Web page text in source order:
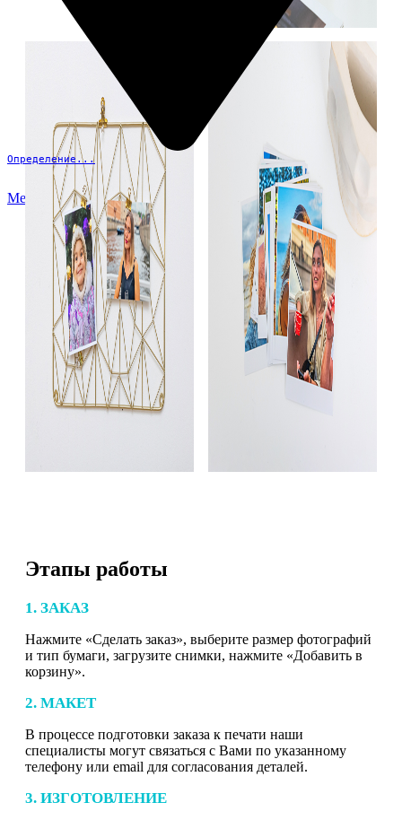
Определение...
Меню
Этапы работы
1. ЗАКАЗ
Нажмите «Сделать заказ», выберите размер фотографий
и тип бумаги, загрузите снимки, нажмите «Добавить в
корзину».
2. МАКЕТ
В процессе подготовки заказа к печати наши
специалисты могут связаться с Вами по указанному
телефону или email для согласования деталей.
3. ИЗГОТОВЛЕНИЕ